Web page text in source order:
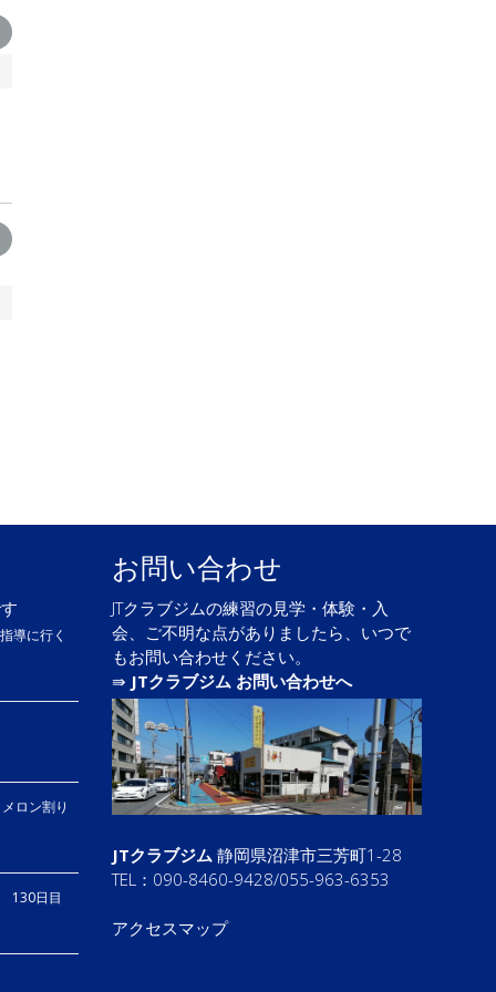
導に行く
ロン割り
130日目
お問い合わせ
JTクラブジムの練習の見学・体験・入
会、ご不明な点がありましたら、いつで
もお問い合わせください。
⇛ JTクラブジム お問い合わせへ
JTクラブジム静岡県沼津市三芳町1-28
TEL：090-8460-9428/055-963-6353
アクセスマップ